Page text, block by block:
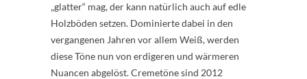
„glatter“ mag, der kann natürlich auch auf edle
Holzböden setzen. Dominierte dabei in den
vergangenen Jahren vor allem Weiß, werden
diese Töne nun von erdigeren und wärmeren
Nuancen abgelöst. Cremetöne sind 2012